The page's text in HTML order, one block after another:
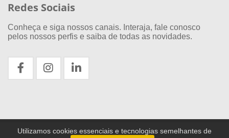
Utilizamos cookies essenciais e tecnologias semelhantes de
Redes Sociais
Conheça e siga nossos canais. Interaja, fale conosco
pelos nossos perfis e saiba de todas as novidades.